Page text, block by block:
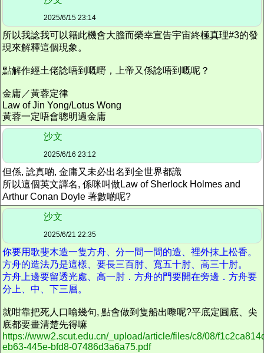
2025/6/15 23:14
所以我諗我可以籍此機會大膽而榮幸宣告宇宙終極真理#3的發
現來解釋這個現象。
點解作經土佬諗唔到嘅嘢，上帝又係諗唔到嘅呢？
金庸／黃蓉定律
Law of Jin Yong/Lotus Wong
黃蓉一定唔會聰明過金庸
沙文
2025/6/16 23:12
但係, 諗真啲, 金庸又未必出名到全世界都識
所以這個英文譯名, 係咪叫做Law of Sherlock Holmes and
Arthur Conan Doyle 著數啲呢?
沙文
2025/6/21 22:35
你要用歌斐木造一隻方舟、分一間一間的造、裡外抹上松香。
方舟的造法乃是這樣、要長三百肘、寬五十肘、高三十肘。
方舟上邊要留透光處、高一肘．方舟的門要開在旁邊．方舟要
分上、中、下三層。
就咁靠把死人口噏幾句, 點會做到隻船出嚟呢?平底定圓底、尖
底都要畫清楚先得嘛
https://www2.scut.edu.cn/_upload/article/files/c8/08/
eb63-445e-bfd8-07486d3a6a75.pdf